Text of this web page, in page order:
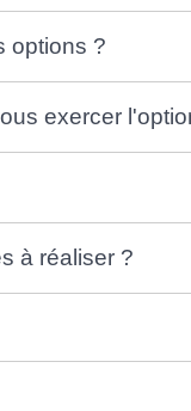
options ?
exercer
à réaliser ?